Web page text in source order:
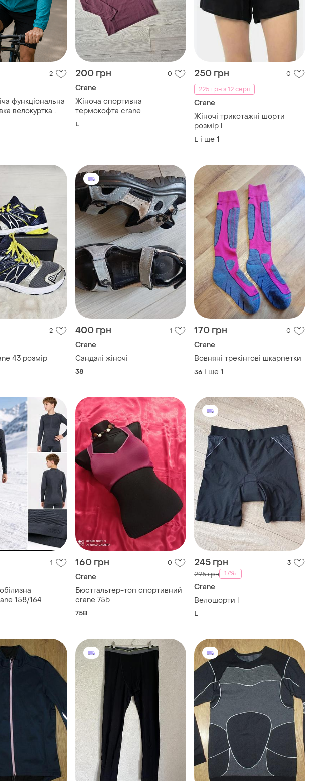
2
велокуртка
200 грн 0
Crane
Жіноча спортивна
термокофта crane
L
250 грн
0
225 грн з 12 серп
Crane
Жіночі трикотажні шорти
розмір l
L і ще 1
2
43 розмір
400 грн 1
Crane
Сандалі жіночі
38
170 грн 0
Crane
Вовняні трекінгові шкарпетки
36 і ще 1
1
158/164
160 грн 0
Crane
Бюстгальтер-топ спортивний
crane 75b
75B
245 грн 3
295 грн -17%
Crane
Велошорти l
L